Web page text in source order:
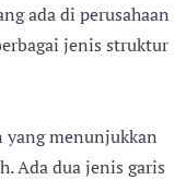
ada di perusahaan
jenis struktur
yang menunjukkan
Ada dua jenis garis